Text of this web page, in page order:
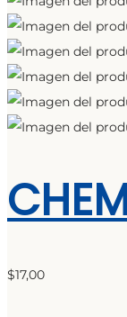
$17,00